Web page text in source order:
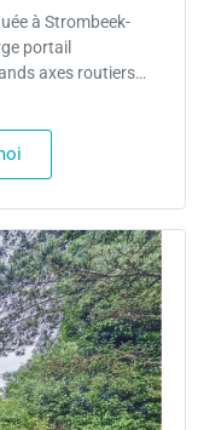
à Strombeek-
portail
axes routiers…